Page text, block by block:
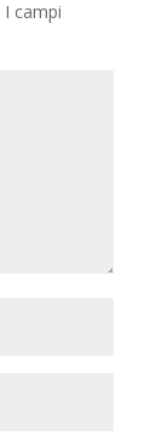
I campi